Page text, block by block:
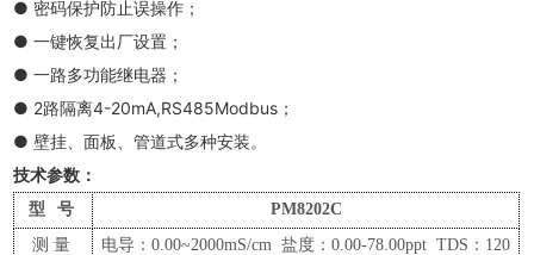
● 密码保护防止误操作；
● 一键恢复出厂设置；
● 一路多功能继电器；
● 2路隔离4-20mA,RS485Modbus；
● 壁挂、面板、管道式多种安装。
技术参数：
型 号 PM8202C
测量
电导：0.00~2000mS/cm 盐度：0.00-78.00ppt TDS：120